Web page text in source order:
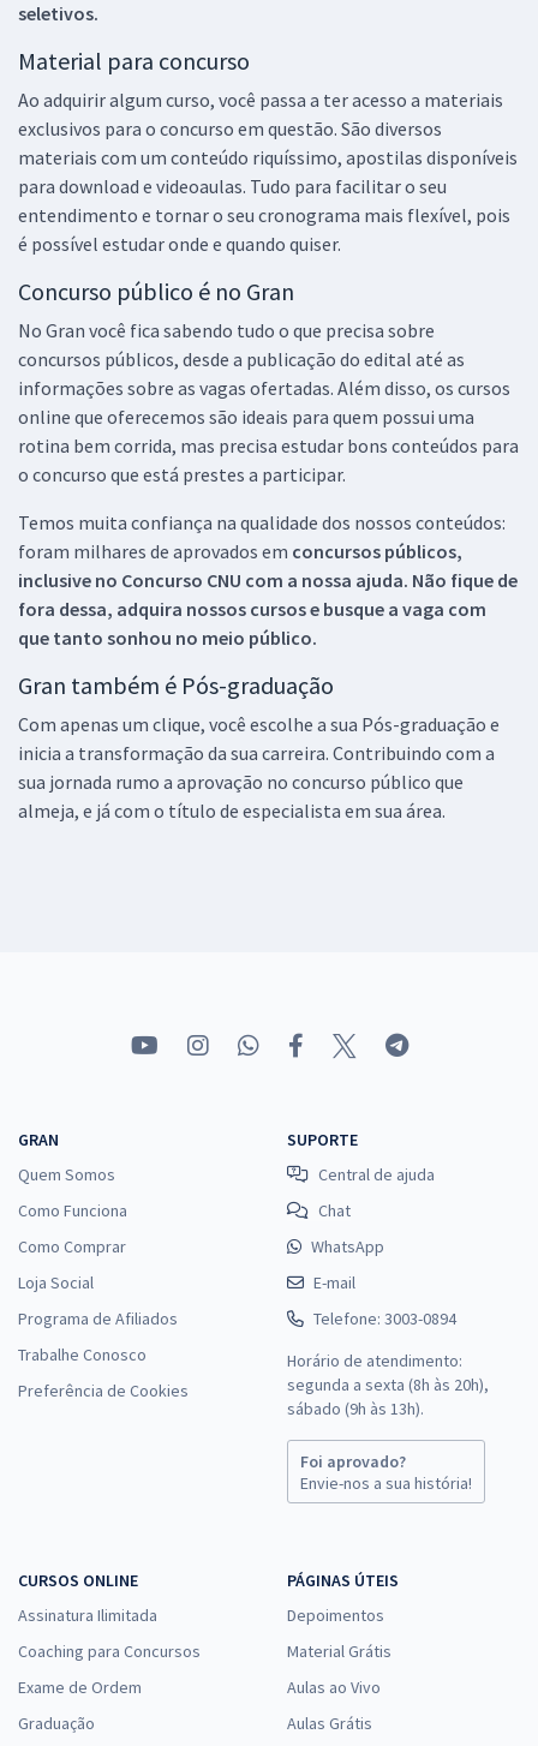
seletivos.
Material para concurso
Ao adquirir algum curso, você passa a ter acesso a materiais
exclusivos para o concurso em questão. São diversos
materiais com um conteúdo riquíssimo, apostilas disponíveis
para download e videoaulas. Tudo para facilitar o seu
entendimento e tornar o seu cronograma mais flexível, pois
é possível estudar onde e quando quiser.
Concurso público é no Gran
No Gran você fica sabendo tudo o que precisa sobre
concursos públicos, desde a publicação do edital até as
informações sobre as vagas ofertadas. Além disso, os cursos
online que oferecemos são ideais para quem possui uma
rotina bem corrida, mas precisa estudar bons conteúdos para
o concurso que está prestes a participar.
Temos muita confiança na qualidade dos nossos conteúdos:
foram milhares de aprovados em concursos públicos,
inclusive no Concurso CNU com a nossa ajuda. Não fique de
fora dessa, adquira nossos cursos e busque a vaga com
que tanto sonhou no meio público.
Gran também é Pós-graduação
Com apenas um clique, você escolhe a sua Pós-graduação e
inicia a transformação da sua carreira. Contribuindo com a
sua jornada rumo a aprovação no concurso público que
almeja, e já com o título de especialista em sua área.
GRAN
Quem Somos
Como Funciona
Como Comprar
Loja Social
Programa de Afiliados
Trabalhe Conosco
Preferência de Cookies
SUPORTE
Central de ajuda
Chat
WhatsApp
E-mail
Telefone: 3003-0894
Horário de atendimento:
segunda a sexta (8h às 20h),
sábado (9h às 13h).
Foi aprovado?
Envie-nos a sua história!
CURSOS ONLINE
Assinatura Ilimitada
Coaching para Concursos
Exame de Ordem
Graduação
PÁGINAS ÚTEIS
Depoimentos
Material Grátis
Aulas ao Vivo
Aulas Grátis